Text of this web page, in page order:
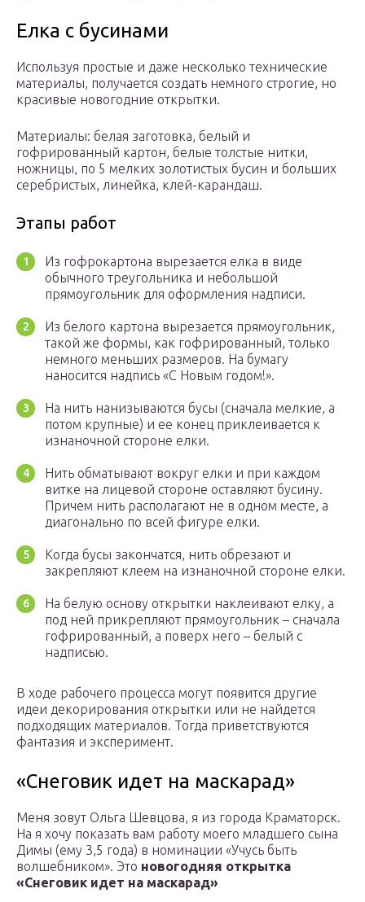
Елка с бусинами
Используя простые и даже несколько технические
материалы, получается создать немного строгие, но
красивые новогодние открытки.
Материалы: белая заготовка, белый и
гофрированный картон, белые толстые нитки,
ножницы, по 5 мелких золотистых бусин и больших
серебристых, линейка, клей-карандаш.
Этапы работ
Из гофрокартона вырезается елка в виде
обычного треугольника и небольшой
прямоугольник для оформления надписи.
Из белого картона вырезается прямоугольник,
такой же формы, как гофрированный, только
немного меньших размеров. На бумагу
наносится надпись «С Новым годом!».
На нить нанизываются бусы (сначала мелкие, а
потом крупные) и ее конец приклеивается к
изнаночной стороне елки.
Нить обматывают вокруг елки и при каждом
витке на лицевой стороне оставляют бусину.
Причем нить располагают не в одном месте, а
диагонально по всей фигуре елки.
Когда бусы закончатся, нить обрезают и
закрепляют клеем на изнаночной стороне елки.
На белую основу открытки наклеивают елку, а
под ней прикрепляют прямоугольник – сначала
гофрированный, а поверх него – белый с
надписью.
В ходе рабочего процесса могут появится другие
идеи декорирования открытки или не найдется
подходящих материалов. Тогда приветствуются
фантазия и эксперимент.
«Снеговик идет на маскарад»
Меня зовут Ольга Шевцова, я из города Краматорск.
На я хочу показать вам работу моего младшего сына
Димы (ему 3,5 года) в номинации «Учусь быть
волшебником». Это новогодняя открытка
«Снеговик идет на маскарад»